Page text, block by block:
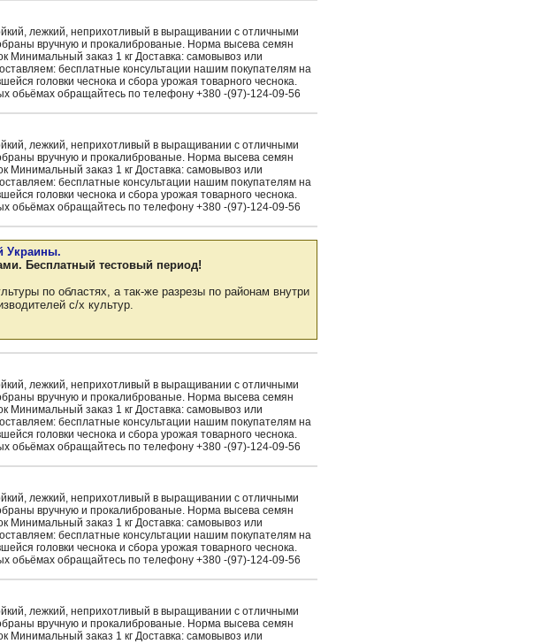
лежкий, неприхотливый в выращивании с отличными
вручную и прокалиброваные. Норма высева семян
Минимальный заказ 1 кг Доставка: самовывоз или
бесплатные консультации нашим покупателям на
головки чеснока и сбора урожая товарного чеснока.
обьёмах обращайтесь по телефону +380 -(97)-124-09-56
лежкий, неприхотливый в выращивании с отличными
вручную и прокалиброваные. Норма высева семян
Минимальный заказ 1 кг Доставка: самовывоз или
бесплатные консультации нашим покупателям на
головки чеснока и сбора урожая товарного чеснока.
обьёмах обращайтесь по телефону +380 -(97)-124-09-56
Украины.
Бесплатный тестовый период!
по областях, а так-же разрезы по районам внутри
с/х культур.
лежкий, неприхотливый в выращивании с отличными
вручную и прокалиброваные. Норма высева семян
Минимальный заказ 1 кг Доставка: самовывоз или
бесплатные консультации нашим покупателям на
головки чеснока и сбора урожая товарного чеснока.
обьёмах обращайтесь по телефону +380 -(97)-124-09-56
лежкий, неприхотливый в выращивании с отличными
вручную и прокалиброваные. Норма высева семян
Минимальный заказ 1 кг Доставка: самовывоз или
бесплатные консультации нашим покупателям на
головки чеснока и сбора урожая товарного чеснока.
обьёмах обращайтесь по телефону +380 -(97)-124-09-56
лежкий, неприхотливый в выращивании с отличными
вручную и прокалиброваные. Норма высева семян
Минимальный заказ 1 кг Доставка: самовывоз или